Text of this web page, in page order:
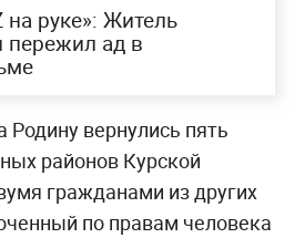
руке»: Житель
пережил ад в
вернулись пять
районов Курской
гражданами из других
по правам человека